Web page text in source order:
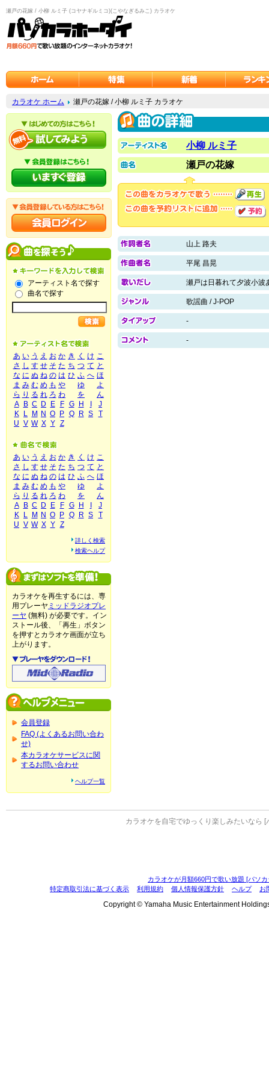
瀬戸の花嫁 / 小柳 ルミ子 (コヤナギルミコ)(こやなぎるみこ) カラオケ
カラオケ ホーム 瀬戸の花嫁 / 小柳 ルミ子 カラオケ
アーティスト名で探す
曲名で探す
あ い う え お か き く け こ
さ し す せ そ た ち つ て と
な に ぬ ね の は ひ ふ へ ほ
ま み む め も や ゆ
よ
ら り る れ ろ わ を
ん
A
B C D E F G H
J
K
L M N O P Q R S
T
U V W X Y Z
あ い う え お か き く け こ
さ し す せ そ た ち つ て と
な に ぬ ね の は ひ ふ へ ほ
ま み む め も や ゆ
よ
ら り る れ ろ わ を
ん
A
B C D E F G H
J
K
L M N O P Q R S
T
U V W X Y Z
詳しく検索
検索ヘルプ
カラオケを再生するには、専
用プレーヤ ミッドラジオプレ
ーヤ (無料) が必要です。イン
ストール後、「再生」ボタン
を押すとカラオケ画面が立ち
上がります。
会員登録
FAQ (よくあるお問い合わ
せ)
本カラオケサービスに関
するお問い合わせ
ヘルプ一覧
小柳 ルミ子
瀬戸の花嫁
山上 路夫
平尾 昌晃
瀬戸は日暮れて夕波小波
歌謡曲 / J-POP
-
-
カラオケを自宅でゆっくり楽しみたいなら [
カラオケが月額660円で歌い放題 [パソ
特定商取引法に基づく表示
利用規約 個人情報保護方針 ヘルプ お
Copyright © Yamaha Music Entertainment